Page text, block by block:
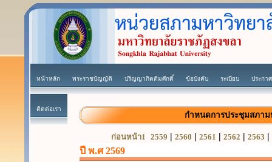
หน้าหลัก พระราชบัญญัติ ปริญญากิตติมศักดิ์ ข้อบังคับ ระเบียบ ประกาศ
ติดต่อเรา
กำหนดการประชุมสภา
ก่อนหน้า1 2559 | 2560 | 2561 | 2562 | 2563 |
ปี พ.ศ 2569